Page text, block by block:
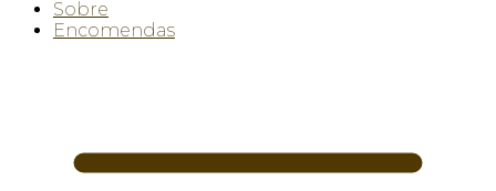
Sobre
Encomendas